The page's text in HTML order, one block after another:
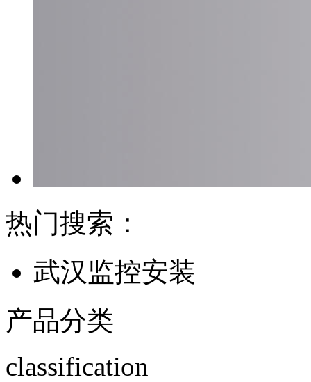
热门搜索：
武汉监控安装
产品分类
classification